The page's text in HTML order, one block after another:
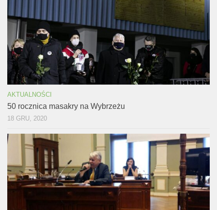
AKTUALNOŚCI
50 rocznica masakry na Wybrzeżu
18 GRU, 2020